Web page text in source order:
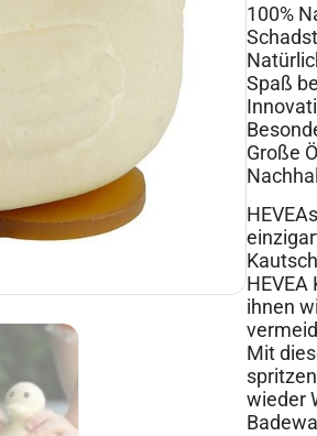
100%
Spaß
Große
ihnen
Mit
wieder